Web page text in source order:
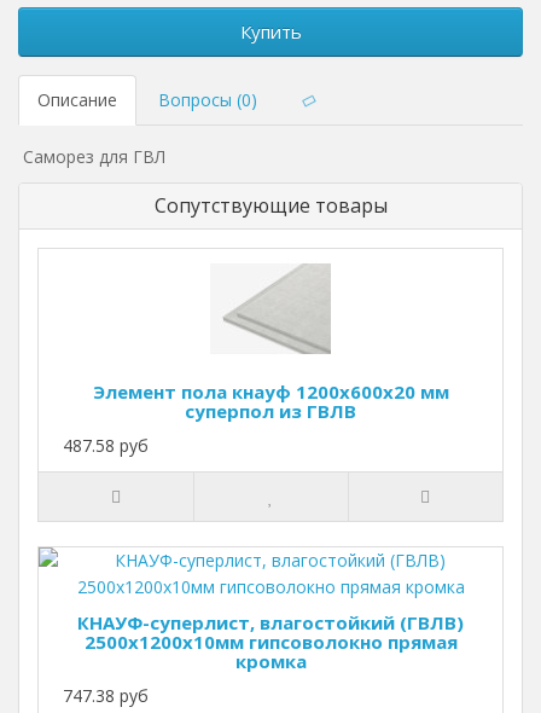
Купить
Описание Вопросы (0)
Саморез для ГВЛ
Сопутствующие товары
Элемент пола кнауф 1200х600х20 мм
суперпол из ГВЛВ
487.58 руб
КНАУФ-суперлист, влагостойкий (ГВЛВ)
2500х1200х10мм гипсоволокно прямая
кромка
747.38 руб